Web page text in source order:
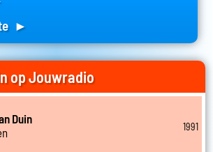
►
op Jouwradio
Duin
1991